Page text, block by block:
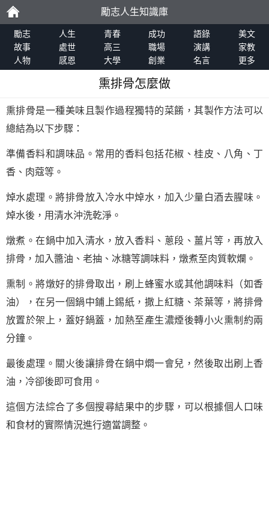
勵
志
勵志人生知識庫
勵志 人生 青春 成功 語錄
美文
故事
處世 高三 職場 演講
家教
人物
感恩 大學 創業 名言 更多
熏排骨怎麼做
熏排骨是一種美味且製作過程獨特的菜餚，其製作方法可以
總結為以下步驟：
準備香料和調味品。常用的香料包括花椒、桂皮、八角、丁
香、肉蔻等。
焯水處理。將排骨放入冷水中焯水，加入少量白酒去腥味。
焯水後，用清水沖洗乾淨。
燉煮。在鍋中加入清水，放入香料、蔥段、薑片等，再放入
排骨，加入醬油、老抽、冰糖等調味料，燉煮至肉質軟爛。
熏制。將燉好的排骨取出，刷上蜂蜜水或其他調味料（如香
油），在另一個鍋中鋪上錫紙，撒上紅糖、茶葉等，將排骨
放置於架上，蓋好鍋蓋，加熱至產生濃煙後轉小火熏制約兩
分鐘。
最後處理。關火後讓排骨在鍋中燜一會兒，然後取出刷上香
油，冷卻後即可食用。
這個方法綜合了多個搜尋結果中的步驟，可以根據個人口味
和食材的實際情況進行適當調整。